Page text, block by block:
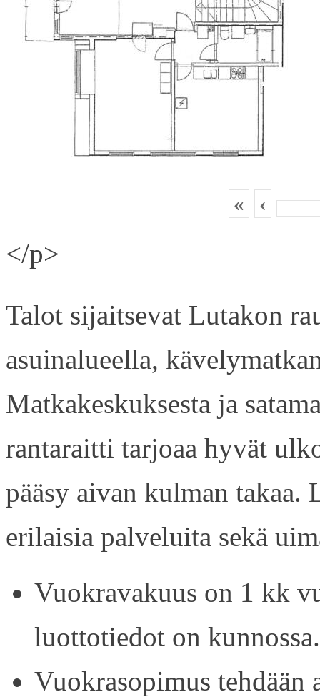
« ‹
</p>
Talot sijaitsevat Lutakon
asuinalueella,
Matkakeskuksesta ja
rantaraitti tarjoaa hyvät
pääsy aivan kulman
erilaisia palveluita sekä
Vuokravakuus on 1 kk
luottotiedot on kunnossa.
Vuokrasopimus tehdään